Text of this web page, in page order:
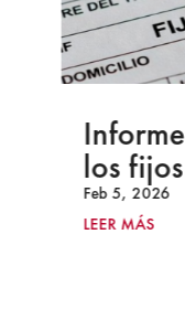
los
Feb 5, 2026
LEER MÁS